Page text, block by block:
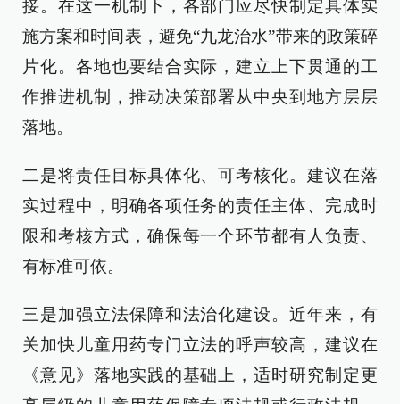
接。在这一机制下，各部门应尽快制定具体实
施方案和时间表，避免“九龙治水”带来的政策碎
片化。各地也要结合实际，建立上下贯通的工
作推进机制，推动决策部署从中央到地方层层
落地。
二是将责任目标具体化、可考核化。建议在落
实过程中，明确各项任务的责任主体、完成时
限和考核方式，确保每一个环节都有人负责、
有标准可依。
三是加强立法保障和法治化建设。近年来，有
关加快儿童用药专门立法的呼声较高，建议在
《意见》落地实践的基础上，适时研究制定更